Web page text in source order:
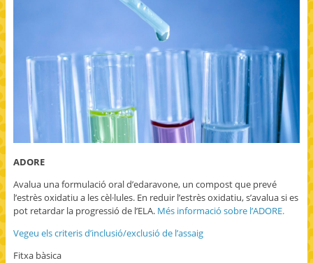
ADORE
Avalua una formulació oral d’edaravone, un compost que prevé
l’estrès oxidatiu a les cèl·lules. En reduir l’estrès oxidatiu, s’avalua si es
pot retardar la progressió de l’ELA. Més informació sobre l’ADORE.
Vegeu els criteris d’inclusió/exclusió de l’assaig
Fitxa bàsica